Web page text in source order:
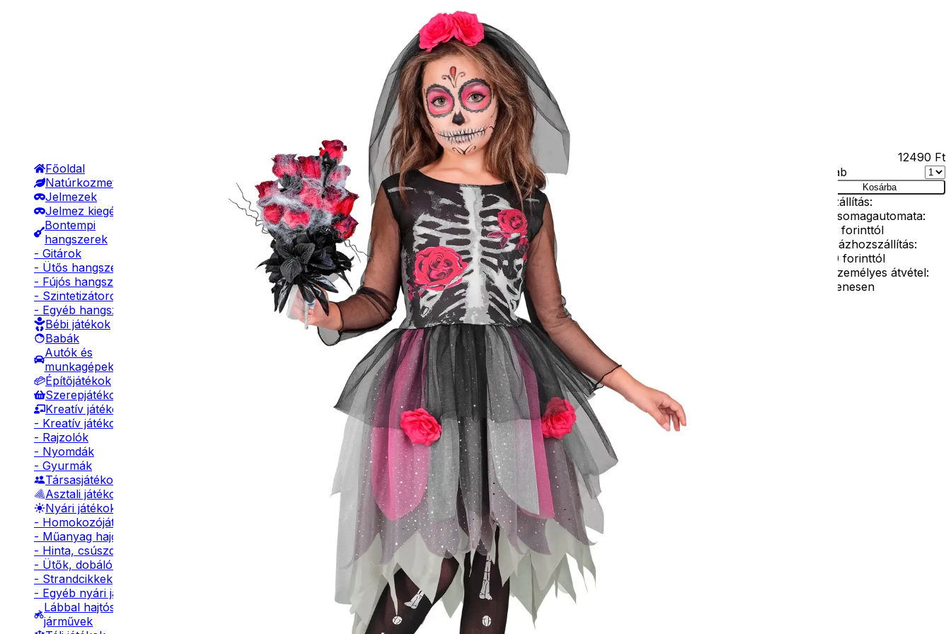
KategóriákMárkák
Főoldal
Natúrkozmetikumok
Jelmezek
Jelmez kiegészítők
Bontempi
hangszerek
- Gitárok
- Ütős hangszerek
- Fújós hangszerek
- Szintetizátorok
- Egyéb hangszerek
Bébi játékok
Babák
Autók és
munkagépek
Építőjátékok
Szerepjátékok
Kreatív játékok
- Kreatív játékok
- Rajzolók
- Nyomdák
- Gyurmák
Társasjátékok
Asztali játékok
Nyári játékok
- Homokozójátékok
- Műanyag hajók
- Hinta, csúszda
- Ütők, dobálók
- Strandcikkek
- Egyéb nyári játékok
Lábbal hajtós
járművek
Rózsás csontváz jelmez 140-es
Elérhetőség Raktáron
Méret
140[Mérettáblázat
Célcsoport Lány jelmez
Típus
Csontváz
Ajánlott
korosztály
8 éves kortól 10 éves korig
Gyártó
Widmann
Cikkszám
w30347
Csomag
tartalma
ruha, fejdísz
Rövid leírás
Rózsás csontváz jelmez 140-es
Részletes
leírás
Jó minőségű gyermekjelmez (Rózsás csontváz jelmez 140-
es), hogy gyermeke mindig új és változatos egyéniség
lehessen.
Egyéb
Anyaga 100 % poliészter, mely 30 C fokon kézzel mosható.
Nem vasalható, nyílt lángtól és sugárzó hőtől kérjük távol
tartani. A méretproblémából adódó jelmezcserénél a
postaköltségek a vevőt terhelik! Jelmezcserénél a
postaköltséget csak minőségi probléma esetén tudjuk
átvállalni. Tájékoztatjuk kedves vásárlóinkat, hogy a
jelmezek nem tartalmazzák a kiegészítőket, mint például
harisnya, ékszer, cipő, paróka, kesztyű, kardok, kemény
kalapok, varázspálca, seprű, szakáll, bajusz, műanyag
korona, esernyő, vasvilla, stb. Amennyiben a képen több
termék szerepel, az ár minden esetben egy termékre
vonatkozik!
12490 Ft
Darab
Kosárba
Szállítás:
- Csomagautomata:
1190 forinttól
- Házhozszállítás:
2190 forinttól
- Személyes átvétel:
ingyenesen